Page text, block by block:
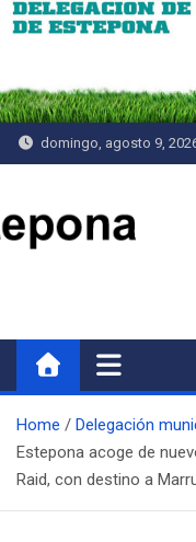
Saltar
domingo, agosto 9,
Home
Delegación
Estepona acoge de
Raid, con destino a